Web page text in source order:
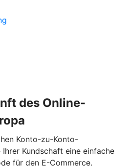
des Online-
Konto-zu-Konto-
Kundschaft eine einfache
für den E-Commerce.